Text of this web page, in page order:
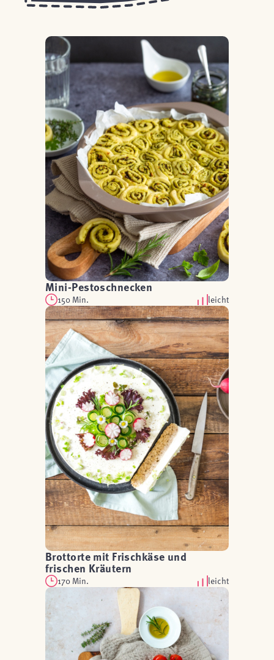
Mini-Pestoschnecken
150 Min. leicht
Brottorte mit Frischkäse und
frischen Kräutern
170 Min. leicht